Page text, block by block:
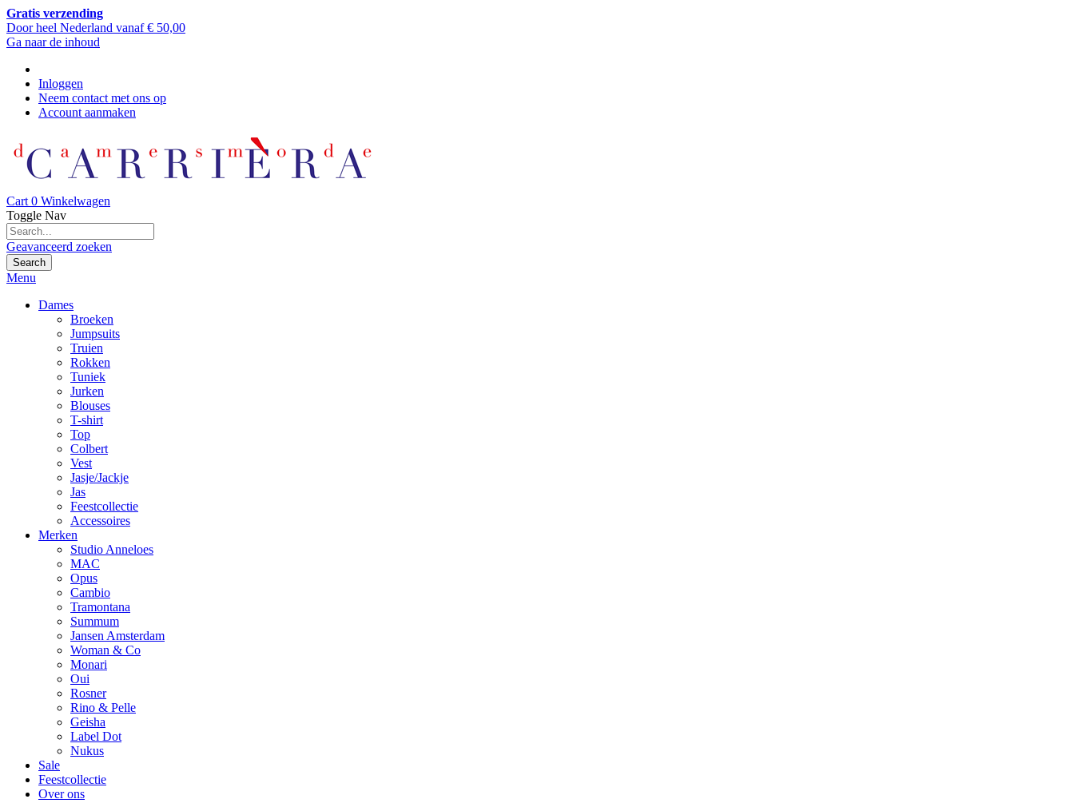
Gratis verzending
Door heel Nederland vanaf € 50,00
Ga naar de inhoud
Inloggen
Neem contact met ons op
Account aanmaken
Cart 0 Winkelwagen
Toggle Nav
Geavanceerd zoeken
Search
Menu
Dames
Broeken
Jumpsuits
Truien
Rokken
Tuniek
Jurken
Blouses
T-shirt
Top
Colbert
Vest
Jasje/Jackje
Jas
Feestcollectie
Accessoires
Merken
Studio Anneloes
MAC
Opus
Cambio
Tramontana
Summum
Jansen Amsterdam
Woman & Co
Monari
Oui
Rosner
Rino & Pelle
Geisha
Label Dot
Nukus
Sale
Feestcollectie
Over ons